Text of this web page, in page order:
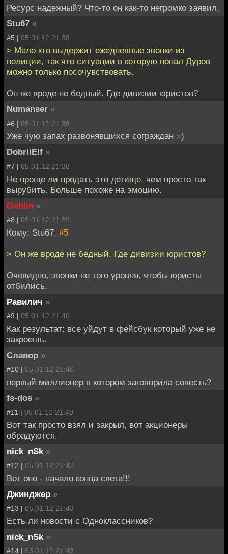
Ресурс надежный? Что-то он как-то негромко заявил.
Stu67 »
#5 | 05.01.12 21:38
> Мало кто выдержит ежедневные звонки из
полиции, так что ситуации в которую попал Дуров
можно только посочувствовать.
Он же вроде не бедный. Где дивизии юристов?
Numanser »
#6 | 05.01.12 21:38
Уже чую запах развонявшихся сограждан =)
DobriiElf »
#7 | 05.01.12 21:38
Не проще ли продать это детище, чем просто так
вырубить. Больше похоже на эмоцию.
Goblin »
#8 | 05.01.12 21:39
Кому: Stu67, #5
> Он же вроде не бедный. Где дивизии юристов?
Очевидно, звонки не того уровня, чтобы юристы
отбились.
Равилич »
#9 | 05.01.12 21:40
Как результат: все уйдут в фейсбук который уже не
закроешь.
Славор »
#10 | 05.01.12 21:40
первый миллионер в котором заговорила совесть?
fs-dos »
#11 | 05.01.12 21:40
Вот так просто взял и закрыл, вот акционеры
обрадуются.
nick_nSk »
#12 | 05.01.12 21:42
Вот оно - начало конца света!!!
Джинджер »
#13 | 05.01.12 21:43
Есть ли новости с Одноклассников?
nick_nSk »
#14 | 05.01.12 21:43